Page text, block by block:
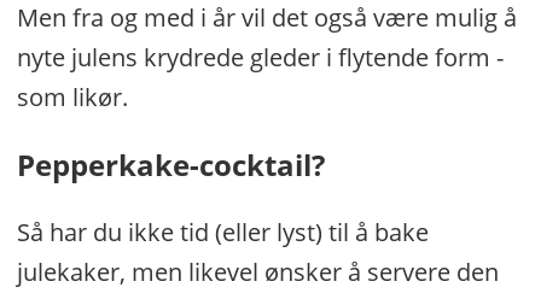
Men fra og med i år vil det også være mulig å
nyte julens krydrede gleder i flytende form -
som likør.
Pepperkake-cocktail?
Så har du ikke tid (eller lyst) til å bake
julekaker, men likevel ønsker å servere den